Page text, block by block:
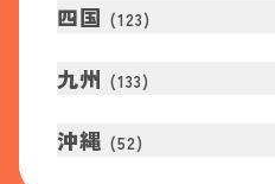
四国 (123)
九州 (133)
沖縄 (52)